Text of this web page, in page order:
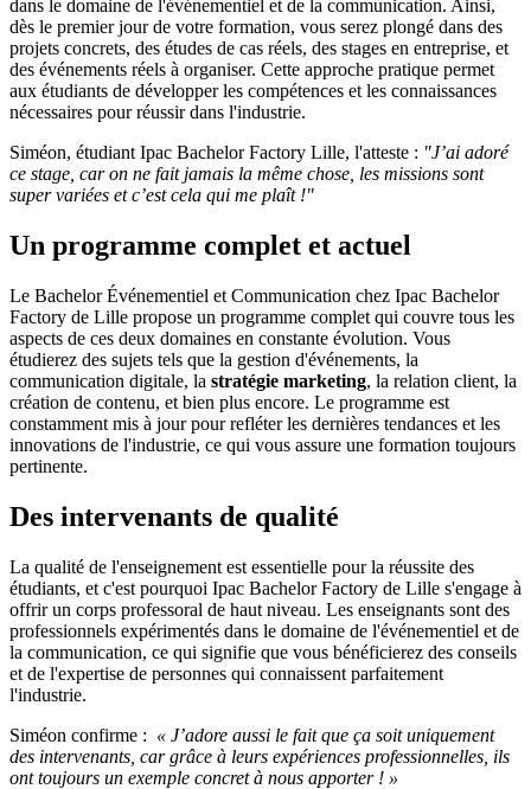
dans le domaine de l'événementiel et de la communication. Ainsi,
dès le premier jour de votre formation, vous serez plongé dans des
projets concrets, des études de cas réels, des stages en entreprise, et
des événements réels à organiser. Cette approche pratique permet
aux étudiants de développer les compétences et les connaissances
nécessaires pour réussir dans l'industrie.
Siméon, étudiant Ipac Bachelor Factory Lille, l'atteste : "J’ai adoré
ce stage, car on ne fait jamais la même chose, les missions sont
super variées et c’est cela qui me plaît !"
Un programme complet et actuel
Le Bachelor Événementiel et Communication chez Ipac Bachelor
Factory de Lille propose un programme complet qui couvre tous les
aspects de ces deux domaines en constante évolution. Vous
étudierez des sujets tels que la gestion d'événements, la
communication digitale, la stratégie marketing, la relation client, la
création de contenu, et bien plus encore. Le programme est
constamment mis à jour pour refléter les dernières tendances et les
innovations de l'industrie, ce qui vous assure une formation toujours
pertinente.
Des intervenants de qualité
La qualité de l'enseignement est essentielle pour la réussite des
étudiants, et c'est pourquoi Ipac Bachelor Factory de Lille s'engage à
offrir un corps professoral de haut niveau. Les enseignants sont des
professionnels expérimentés dans le domaine de l'événementiel et de
la communication, ce qui signifie que vous bénéficierez des conseils
et de l'expertise de personnes qui connaissent parfaitement
l'industrie.
Siméon confirme : « J’adore aussi le fait que ça soit uniquement
des intervenants, car grâce à leurs expériences professionnelles, ils
ont toujours un exemple concret à nous apporter ! »